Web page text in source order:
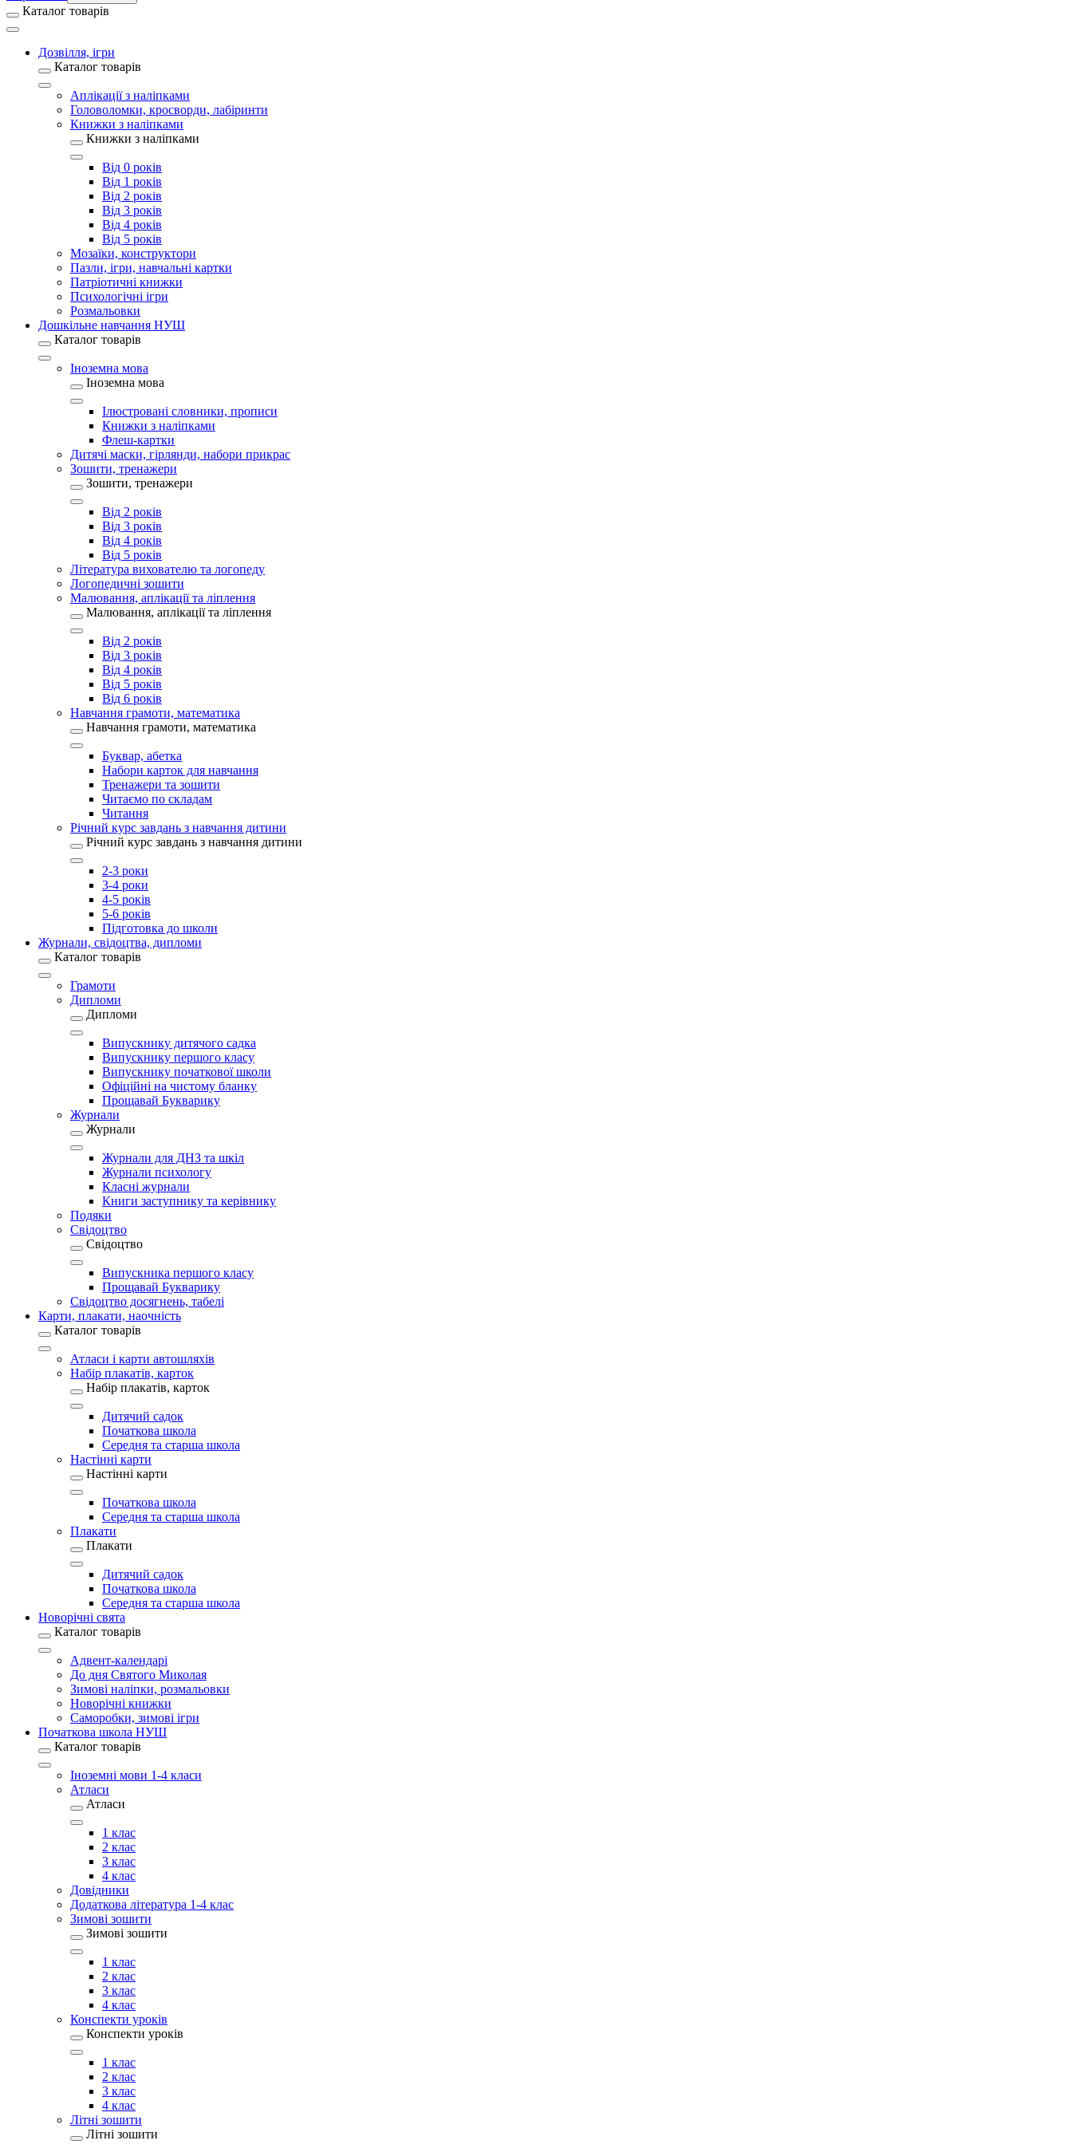
Каталог товарів
Дозвілля, ігри
Каталог товарів
Аплікації з наліпками
Головоломки, кросворди, лабіринти
Книжки з наліпками
Книжки з наліпками
Від 0 років
Від 1 років
Від 2 років
Від 3 років
Від 4 років
Від 5 років
Мозаїки, конструктори
Пазли, ігри, навчальні картки
Патріотичні книжки
Психологічні ігри
Розмальовки
Дошкільне навчання НУШ
Каталог товарів
Іноземна мова
Іноземна мова
Ілюстровані словники, прописи
Книжки з наліпками
Флеш-картки
Дитячі маски, гірлянди, набори прикрас
Зошити, тренажери
Зошити, тренажери
Від 2 років
Від 3 років
Від 4 років
Від 5 років
Література вихователю та логопеду
Логопедичні зошити
Малювання, аплікації та ліплення
Малювання, аплікації та ліплення
Від 2 років
Від 3 років
Від 4 років
Від 5 років
Від 6 років
Навчання грамоти, математика
Навчання грамоти, математика
Буквар, абетка
Набори карток для навчання
Тренажери та зошити
Читаємо по складам
Читання
Річний курс завдань з навчання дитини
Річний курс завдань з навчання дитини
2-3 роки
3-4 роки
4-5 років
5-6 років
Підготовка до школи
Журнали, свідоцтва, дипломи
Каталог товарів
Грамоти
Дипломи
Дипломи
Випускнику дитячого садка
Випускнику першого класу
Випускнику початкової школи
Офіційні на чистому бланку
Прощавай Букварику
Журнали
Журнали
Журнали для ДНЗ та шкіл
Журнали психологу
Класні журнали
Книги заступнику та керівнику
Подяки
Свідоцтво
Свідоцтво
Випускника першого класу
Прощавай Букварику
Свідоцтво досягнень, табелі
Карти, плакати, наочність
Каталог товарів
Атласи і карти автошляхів
Набір плакатів, карток
Набір плакатів, карток
Дитячий садок
Початкова школа
Середня та старша школа
Настінні карти
Настінні карти
Початкова школа
Середня та старша школа
Плакати
Плакати
Дитячий садок
Початкова школа
Середня та старша школа
Новорічні свята
Каталог товарів
Адвент-календарі
До дня Святого Миколая
Зимові наліпки, розмальовки
Новорічні книжки
Саморобки, зимові ігри
Початкова школа НУШ
Каталог товарів
Іноземні мови 1-4 класи
Атласи
Атласи
1 клас
2 клас
3 клас
4 клас
Довідники
Додаткова література 1-4 клас
Зимові зошити
Зимові зошити
1 клас
2 клас
3 клас
4 клас
Конспекти уроків
Конспекти уроків
1 клас
2 клас
3 клас
4 клас
Літні зошити
Літні зошити